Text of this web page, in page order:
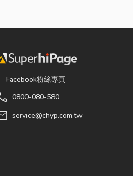
Facebook粉絲專頁
0800-080-580
service@chyp.com.tw